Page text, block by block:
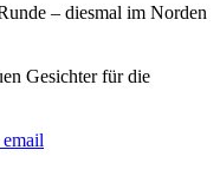
– diesmal im Norden
Gesichter für die